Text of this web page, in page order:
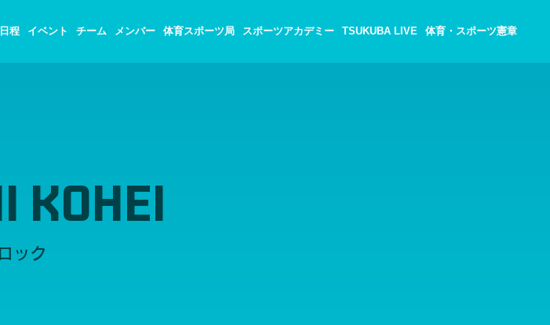
程 イベント チーム メンバー 体育スポーツ局 スポーツアカデミー TSUKUBA LIVE 体育・スポーツ憲章
KOHEI
ック